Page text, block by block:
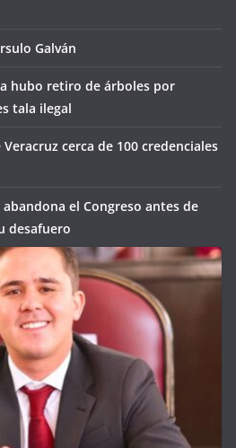
Galván
hubo retiro de árboles por
tala ilegal
cerca de 100 credenciales
el Congreso antes de
desafuero